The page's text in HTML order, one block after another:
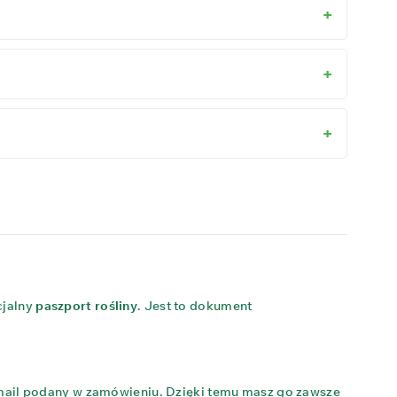
paszport rośliny. Jest to dokument
podany w zamówieniu. Dzięki temu masz go zawsze